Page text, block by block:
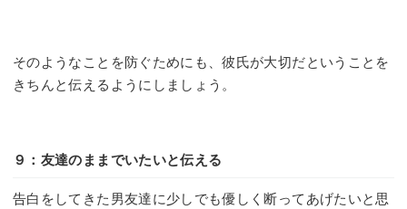
そのようなことを防ぐためにも、彼氏が大切だということを
きちんと伝えるようにしましょう。
９：友達のままでいたいと伝える
告白をしてきた男友達に少しでも優しく断ってあげたいと思